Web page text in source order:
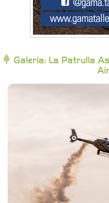
Buenos Aires
Campoy
Seguros
Carniceria y
Casa Berta
Clima Castelar
Galería: La Patrulla